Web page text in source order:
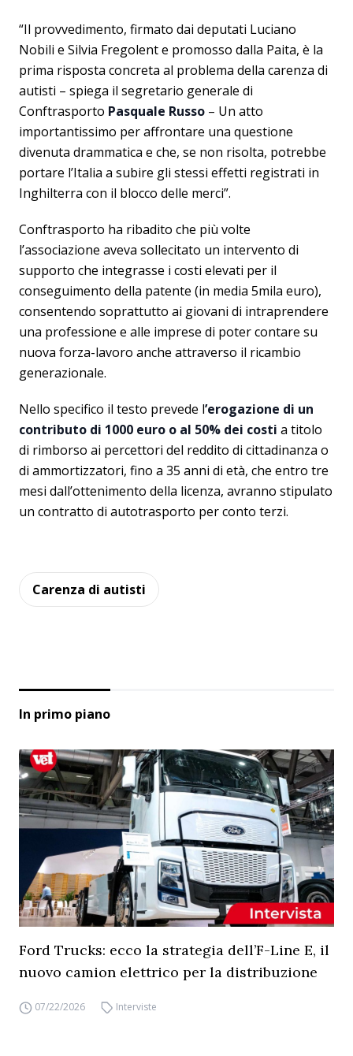
“Il provvedimento, firmato dai deputati Luciano
Nobili e Silvia Fregolent e promosso dalla Paita, è la
prima risposta concreta al problema della carenza di
autisti – spiega il segretario generale di
Conftrasporto Pasquale Russo – Un atto
importantissimo per affrontare una questione
divenuta drammatica e che, se non risolta, potrebbe
portare l’Italia a subire gli stessi effetti registrati in
Inghilterra con il blocco delle merci”.
Conftrasporto ha ribadito che più volte
l’associazione aveva sollecitato un intervento di
supporto che integrasse i costi elevati per il
conseguimento della patente (in media 5mila euro),
consentendo soprattutto ai giovani di intraprendere
una professione e alle imprese di poter contare su
nuova forza-lavoro anche attraverso il ricambio
generazionale.
Nello specifico il testo prevede l’erogazione di un
contributo di 1000 euro o al 50% dei costi a titolo
di rimborso ai percettori del reddito di cittadinanza o
di ammortizzatori, fino a 35 anni di età, che entro tre
mesi dall’ottenimento della licenza, avranno stipulato
un contratto di autotrasporto per conto terzi.
Carenza di autisti
In primo piano
Ford Trucks: ecco la strategia dell’F-Line E, il
nuovo camion elettrico per la distribuzione
07/22/2026 Interviste